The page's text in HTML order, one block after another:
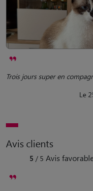
Trois jours super en
Le
Avis clients
5 / 5 Avis